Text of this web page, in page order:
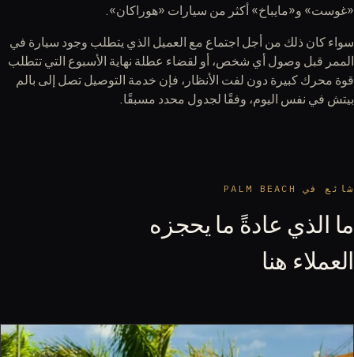
«غوست» و«مايباخ» أكثر من سيارات «هوراكان».
سواء كان ذلك من أجل اجتماع مع العميل الذي يتطلب وجود سيارة في
الممر قبل وصول أي شخص، أو لقضاء عطلة نهاية الأسبوع التي تتطلب
قوة محرك كبيرة دون لفت الأنظار، فإن خدمة التوصيل تصل إلى بالم
بيتش في نفس اليوم، وفقًا لجدول محدد مسبقًا.
شائع في PALM BEACH
ما الذي عادةً ما يحجزه
العملاء هنا